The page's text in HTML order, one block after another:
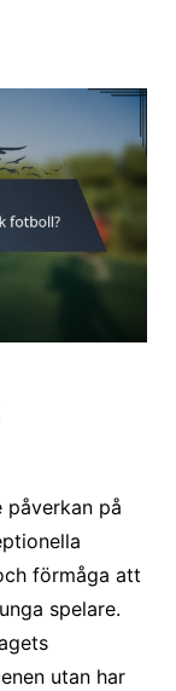
påverkan på
förmåga att
spelare.
utan har